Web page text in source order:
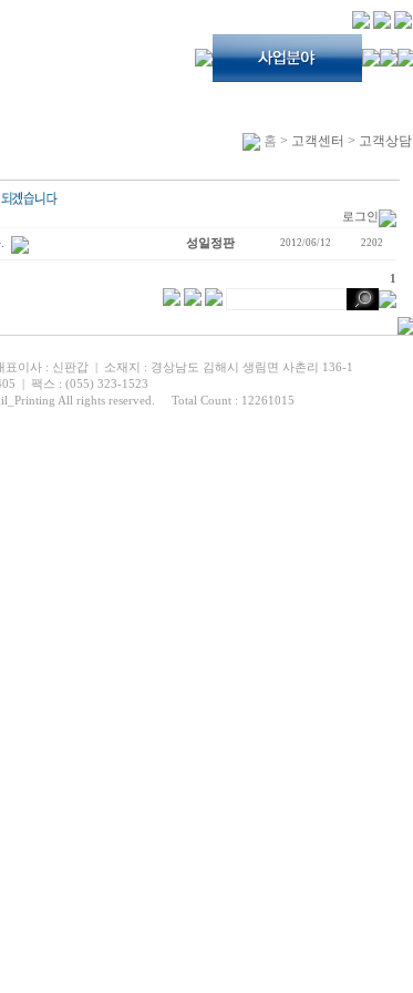
홈 > 고객센터 > 고객상담
로그인
성일정판 2012/06/12 2202
1
이사 : 신판갑 | 소재지 : 경상남도 김해시 생림면 사촌리 136-1
| 팩스 : (055) 323-1523
All rights reserved. Total Count : 12261015